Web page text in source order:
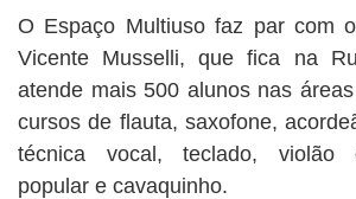
O Espaço Multiuso faz par com
Vicente Musselli, que fica na
atende mais 500 alunos nas
cursos de flauta, saxofone,
técnica vocal, teclado, violão
popular e cavaquinho.